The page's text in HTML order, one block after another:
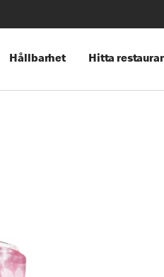
Hållbarhet Hitta